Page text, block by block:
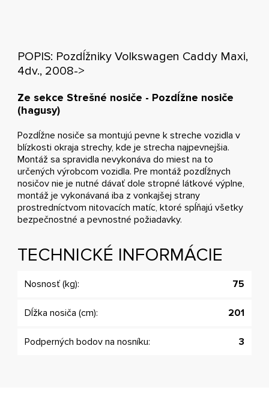
POPIS: Pozdĺžniky Volkswagen Caddy Maxi,
4dv., 2008->
Ze sekce Strešné nosiče - Pozdĺžne nosiče
(hagusy)
Pozdĺžne nosiče sa montujú pevne k streche vozidla v
blízkosti okraja strechy, kde je strecha najpevnejšia.
Montáž sa spravidla nevykonáva do miest na to
určených výrobcom vozidla. Pre montáž pozdĺžnych
nosičov nie je nutné dávať dole stropné látkové výplne,
montáž je vykonávaná iba z vonkajšej strany
prostredníctvom nitovacích matíc, ktoré spĺňajú všetky
bezpečnostné a pevnostné požiadavky.
TECHNICKÉ INFORMÁCIE
Nosnosť (kg): 75
Dĺžka nosiča (cm): 201
Podperných bodov na nosníku: 3